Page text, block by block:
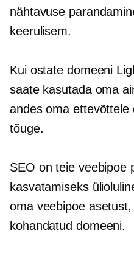
nähtavuse
keerulisem.
Kui ostate domeeni
saate kasutada oma
andes oma ettevõttele
tõuge.
SEO on teie veebipoe
kasvatamiseks
oma veebipoe
kohandatud domeeni.